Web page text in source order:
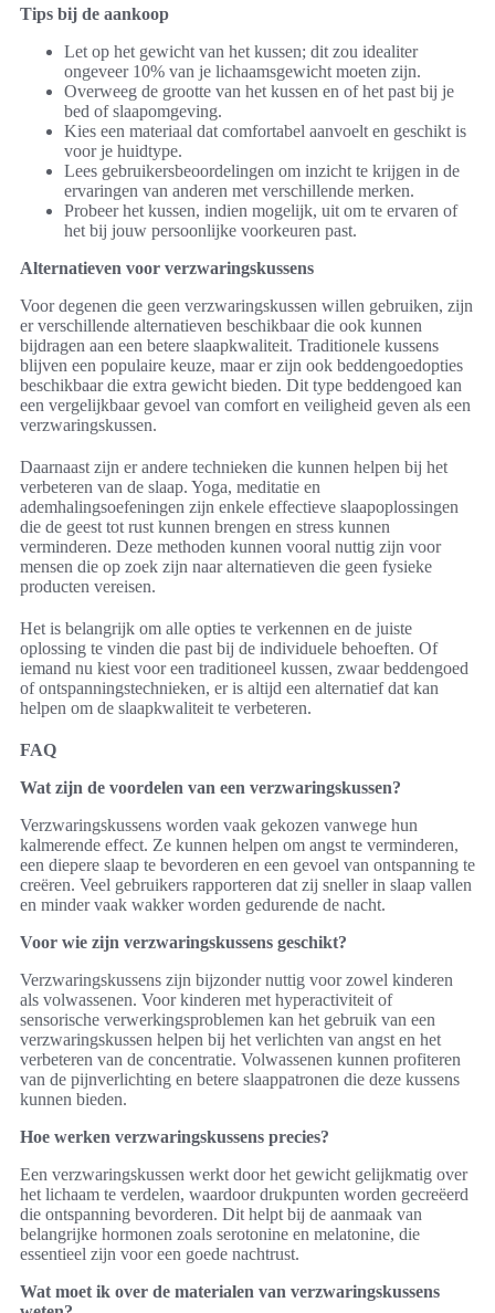
Tips bij de aankoop
Let op het gewicht van het kussen; dit zou idealiter
ongeveer 10% van je lichaamsgewicht moeten zijn.
Overweeg de grootte van het kussen en of het past bij je
bed of slaapomgeving.
Kies een materiaal dat comfortabel aanvoelt en geschikt is
voor je huidtype.
Lees gebruikersbeoordelingen om inzicht te krijgen in de
ervaringen van anderen met verschillende merken.
Probeer het kussen, indien mogelijk, uit om te ervaren of
het bij jouw persoonlijke voorkeuren past.
Alternatieven voor verzwaringskussens
Voor degenen die geen verzwaringskussen willen gebruiken, zijn
er verschillende alternatieven beschikbaar die ook kunnen
bijdragen aan een betere slaapkwaliteit. Traditionele kussens
blijven een populaire keuze, maar er zijn ook beddengoedopties
beschikbaar die extra gewicht bieden. Dit type beddengoed kan
een vergelijkbaar gevoel van comfort en veiligheid geven als een
verzwaringskussen.
Daarnaast zijn er andere technieken die kunnen helpen bij het
verbeteren van de slaap. Yoga, meditatie en
ademhalingsoefeningen zijn enkele effectieve slaapoplossingen
die de geest tot rust kunnen brengen en stress kunnen
verminderen. Deze methoden kunnen vooral nuttig zijn voor
mensen die op zoek zijn naar alternatieven die geen fysieke
producten vereisen.
Het is belangrijk om alle opties te verkennen en de juiste
oplossing te vinden die past bij de individuele behoeften. Of
iemand nu kiest voor een traditioneel kussen, zwaar beddengoed
of ontspanningstechnieken, er is altijd een alternatief dat kan
helpen om de slaapkwaliteit te verbeteren.
FAQ
Wat zijn de voordelen van een verzwaringskussen?
Verzwaringskussens worden vaak gekozen vanwege hun
kalmerende effect. Ze kunnen helpen om angst te verminderen,
een diepere slaap te bevorderen en een gevoel van ontspanning te
creëren. Veel gebruikers rapporteren dat zij sneller in slaap vallen
en minder vaak wakker worden gedurende de nacht.
Voor wie zijn verzwaringskussens geschikt?
Verzwaringskussens zijn bijzonder nuttig voor zowel kinderen
als volwassenen. Voor kinderen met hyperactiviteit of
sensorische verwerkingsproblemen kan het gebruik van een
verzwaringskussen helpen bij het verlichten van angst en het
verbeteren van de concentratie. Volwassenen kunnen profiteren
van de pijnverlichting en betere slaappatronen die deze kussens
kunnen bieden.
Hoe werken verzwaringskussens precies?
Een verzwaringskussen werkt door het gewicht gelijkmatig over
het lichaam te verdelen, waardoor drukpunten worden gecreëerd
die ontspanning bevorderen. Dit helpt bij de aanmaak van
belangrijke hormonen zoals serotonine en melatonine, die
essentieel zijn voor een goede nachtrust.
Wat moet ik over de materialen van verzwaringskussens